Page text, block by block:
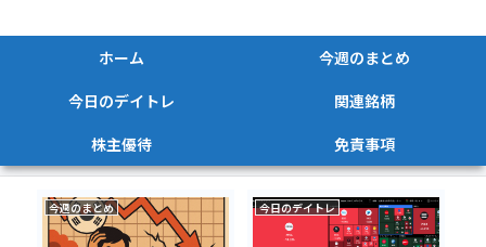
ホーム
今週のまとめ
今日のデイトレ
関連銘柄
株主優待
免責事項
今週のまとめ 今日のデイトレ